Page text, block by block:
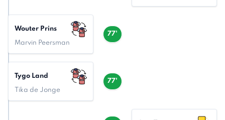
77'
Wouter Prins
Marvin Peersman
77'
Tygo Land
Tika de Jonge